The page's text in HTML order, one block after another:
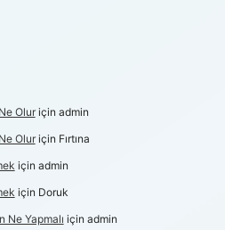
Oluriçin admin
Oluriçin Fırtına
için admin
için Doruk
Ne Yapmalı için admin